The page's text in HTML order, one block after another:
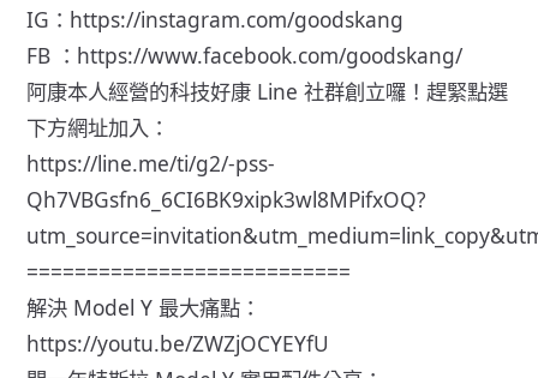
IG： https://instagram.com/goodskang
FB ： https://www.facebook.com/goodskang/
阿康本人經營的科技好康 Line 社群創立囉！趕緊點選
下方網址加入：
https://line.me/ti/g2/-pss-
Qh7VBGsfn6_6CI6BK9xipk3wl8MPifxOQ?
===========================
解決 Model Y 最大痛點：
https://youtu.be/ZWZjOCYEYfU